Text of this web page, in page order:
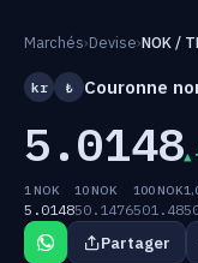
Marchés›Devise›NOK /
kr ₺ Couronne
5.0148
1 NOK
5.0148
10 NOK
50.1476
100 NOK
501.48
Partager